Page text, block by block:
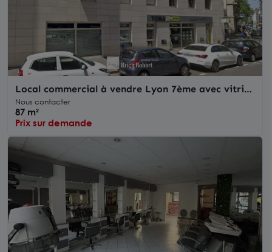
Local commercial à vendre Lyon 7ème avec vitrine
et stationnement
Nous contacter
87 m²
Prix sur demande